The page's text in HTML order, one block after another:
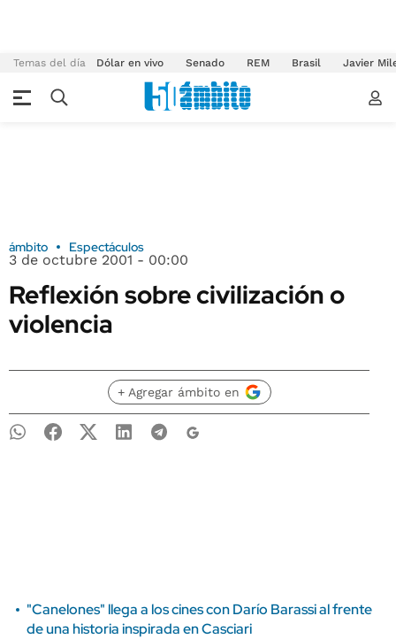
Temas del día Dólar en vivo Senado REM Brasil Javier
ámbito Espectáculos
3 de octubre 2001 - 00:00
Reflexión sobre civilización o
violencia
+ Agregar ámbito en
"Canelones" llega a los cines con Darío Barassi al frente
de una historia inspirada en Casciari